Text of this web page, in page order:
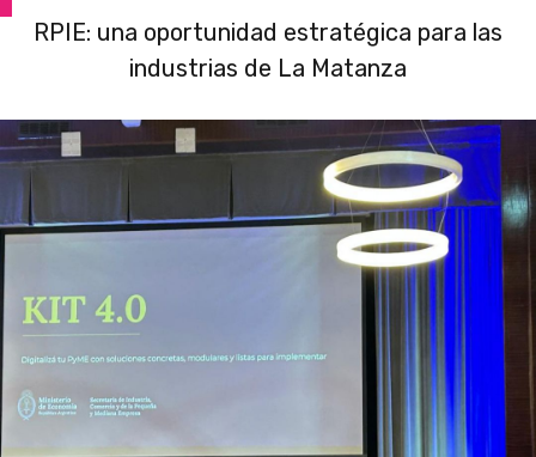
RPIE: una oportunidad estratégica para las
industrias de La Matanza